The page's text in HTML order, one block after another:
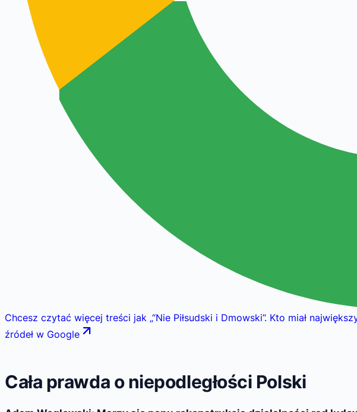
Chcesz czytać więcej treści jak „“Nie Piłsudski i Dmowski”. Kto miał
źródeł w Google
Cała prawda o niepodległości Polski